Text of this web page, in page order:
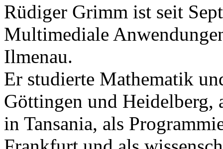
Rüdiger Grimm ist seit
Multimediale
Ilmenau.
Er studierte Mathematik
Göttingen und Heidelberg,
in Tansania, als